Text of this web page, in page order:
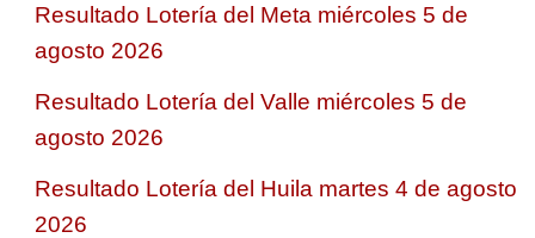
Resultado Lotería del Meta miércoles 5 de
agosto 2026
Resultado Lotería del Valle miércoles 5 de
agosto 2026
Resultado Lotería del Huila martes 4 de agosto
2026